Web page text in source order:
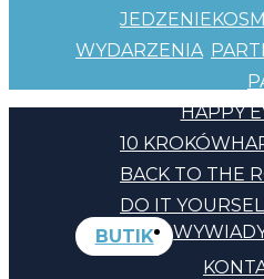
JEDZENIE
WYDARZENIA
HAPPY
10 KROKÓW
BACK TO THE
DO IT
BUTIK